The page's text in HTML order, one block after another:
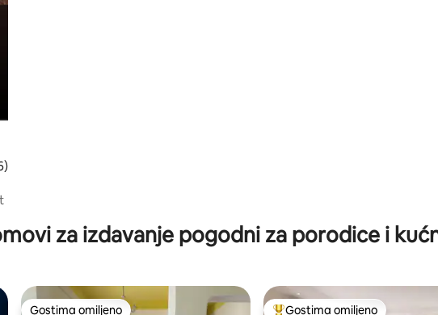
ocena 5 od 5, utisaka: 16
za izdavanje pogodni za porodice i
Gostima omiljeno Gostima omiljeno